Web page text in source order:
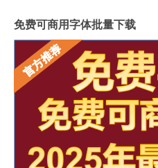
免费可商用字体批量下载